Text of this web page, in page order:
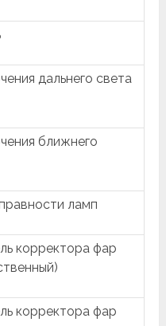
дальнего света
ближнего
ламп
корректора фар
корректора фар